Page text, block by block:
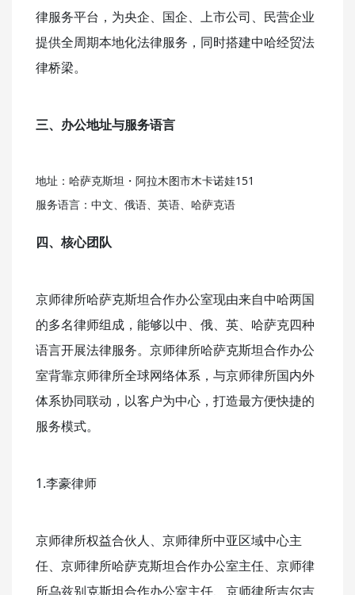
律服务平台，为央企、国企、上市公司、民营企业
提供全周期本地化法律服务，同时搭建中哈经贸法
律桥梁。
三、办公地址与服务语言
地址：哈萨克斯坦・阿拉木图市木卡诺娃151
服务语言：中文、俄语、英语、哈萨克语
四、核心团队
京师律所哈萨克斯坦合作办公室现由来自中哈两国
的多名律师组成，能够以中、俄、英、哈萨克四种
语言开展法律服务。京师律所哈萨克斯坦合作办公
室背靠京师律所全球网络体系，与京师律所国内外
体系协同联动，以客户为中心，打造最方便快捷的
服务模式。
1.李豪律师
京师律所权益合伙人、京师律所中亚区域中心主
任、京师律所哈萨克斯坦合作办公室主任、京师律
所乌兹别克斯坦合作办公室主任、京师律所吉尔吉